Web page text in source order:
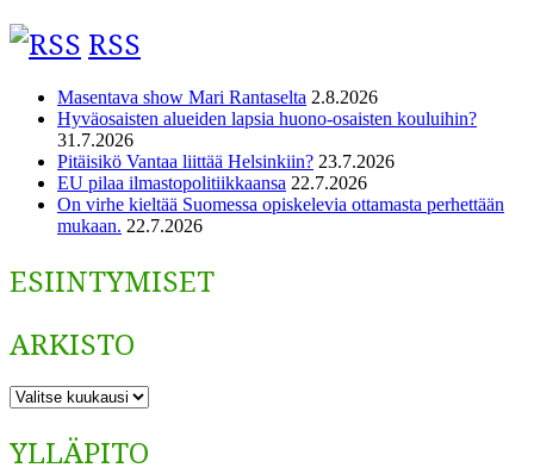
RSS
Masentava show Mari Rantaselta 2.8.2026
Hyväosaisten alueiden lapsia huono-osaisten kouluihin?
31.7.2026
Pitäisikö Vantaa liittää Helsinkiin? 23.7.2026
EU pilaa ilmastopolitiikkaansa 22.7.2026
On virhe kieltää Suomessa opiskelevia ottamasta perhettään
mukaan. 22.7.2026
ESIINTYMISET
ARKISTO
ARKISTO
YLLÄPITO